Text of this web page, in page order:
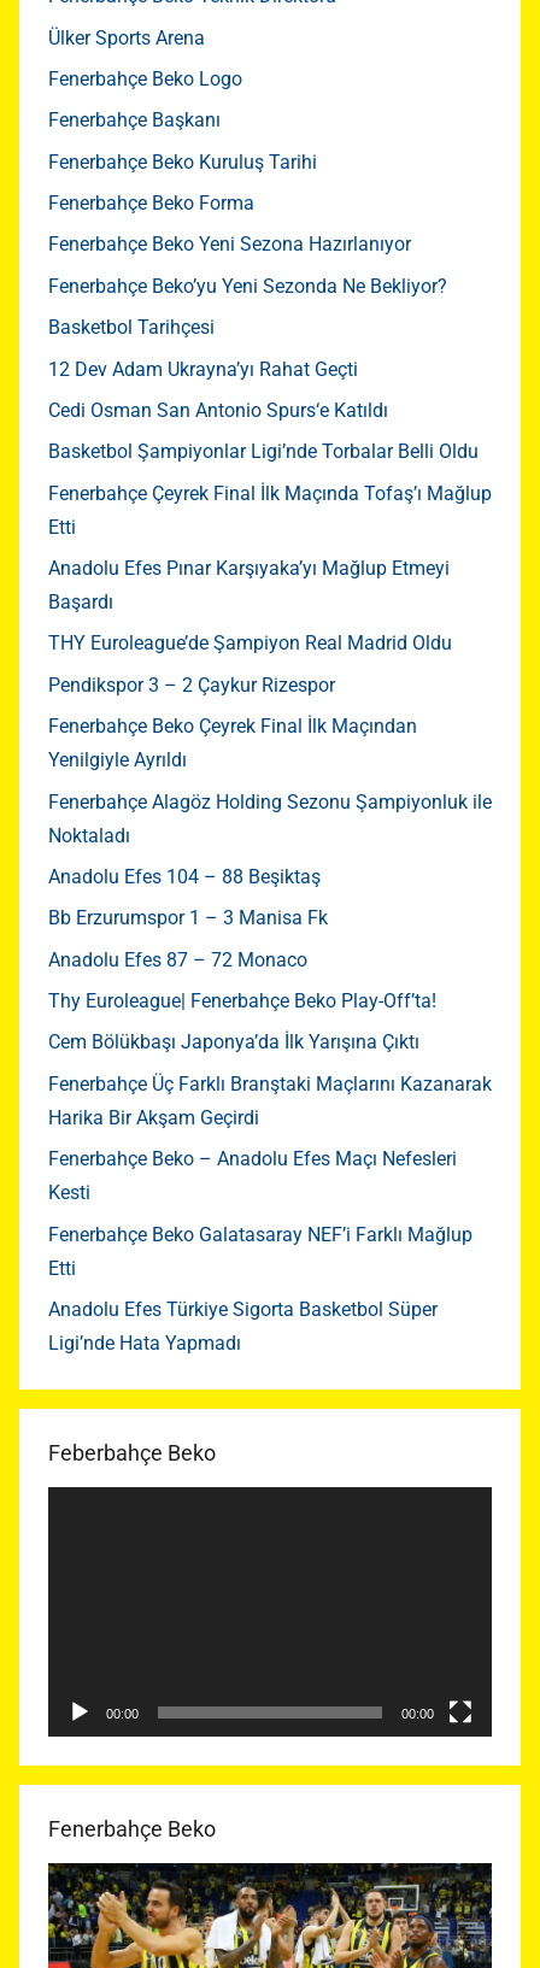
Ülker Sports Arena
Fenerbahçe Beko Logo
Fenerbahçe Başkanı
Fenerbahçe Beko Kuruluş Tarihi
Fenerbahçe Beko Forma
Fenerbahçe Beko Yeni Sezona Hazırlanıyor
Fenerbahçe Beko’yu Yeni Sezonda Ne Bekliyor?
Basketbol Tarihçesi
12 Dev Adam Ukrayna’yı Rahat Geçti
Cedi Osman San Antonio Spurs‘e Katıldı
Basketbol Şampiyonlar Ligi’nde Torbalar Belli Oldu
Fenerbahçe Çeyrek Final İlk Maçında Tofaş’ı Mağlup
Etti
Anadolu Efes Pınar Karşıyaka’yı Mağlup Etmeyi
Başardı
THY Euroleague’de Şampiyon Real Madrid Oldu
Pendikspor 3 – 2 Çaykur Rizespor
Fenerbahçe Beko Çeyrek Final İlk Maçından
Yenilgiyle Ayrıldı
Fenerbahçe Alagöz Holding Sezonu Şampiyonluk ile
Noktaladı
Anadolu Efes 104 – 88 Beşiktaş
Bb Erzurumspor 1 – 3 Manisa Fk
Anadolu Efes 87 – 72 Monaco
Thy Euroleague| Fenerbahçe Beko Play-Off’ta!
Cem Bölükbaşı Japonya’da İlk Yarışına Çıktı
Fenerbahçe Üç Farklı Branştaki Maçlarını Kazanarak
Harika Bir Akşam Geçirdi
Fenerbahçe Beko – Anadolu Efes Maçı Nefesleri
Kesti
Fenerbahçe Beko Galatasaray NEF’i Farklı Mağlup
Etti
Anadolu Efes Türkiye Sigorta Basketbol Süper
Ligi’nde Hata Yapmadı
Feberbahçe Beko
00:00 00:00
Fenerbahçe Beko